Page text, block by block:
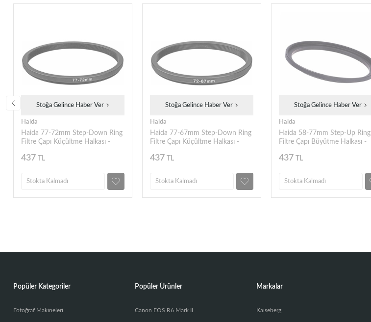
Stoğa Gelince Haber Ver
Haida
Haida 77-72mm Step-Down Ring
Filtre Çapı Küçültme Halkası -
437 TL
Stokta Kalmadı
Stoğa Gelince Haber Ver
Haida
Haida 77-67mm Step-Down Ring
Filtre Çapı Küçültme Halkası -
437 TL
Stokta Kalmadı
Stoğa Gelince Haber Ver
Haida
Haida 58-77mm Step-Up Ring
Filtre Çapı Büyütme Halkası -
437 TL
Stokta Kalmadı
Popüler Kategoriler
Fotoğraf Makineleri
Popüler Ürünler
Canon EOS R6 Mark II
Markalar
Kaiseberg